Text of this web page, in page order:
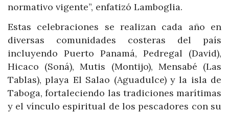
normativo vigente”, enfatizó Lamboglia.
Estas celebraciones se realizan cada año en
diversas comunidades costeras del país
incluyendo Puerto Panamá, Pedregal (David),
Hicaco (Soná), Mutis (Montijo), Mensabé (Las
Tablas), playa El Salao (Aguadulce) y la isla de
Taboga, fortaleciendo las tradiciones marítimas
y el vínculo espiritual de los pescadores con su